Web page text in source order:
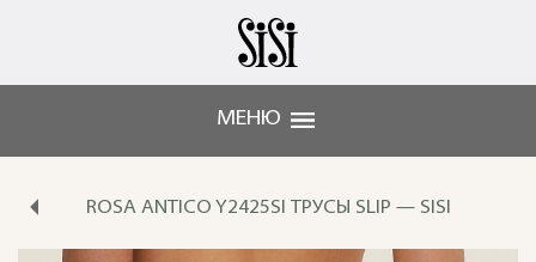
МЕНЮ
ROSA ANTICO Y2425SI ТРУСЫ SLIP — SISI